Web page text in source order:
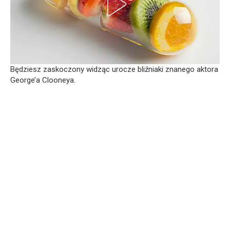
Będziesz zaskoczony widząc urocze bliźniaki znanego aktora
George’a Clooneya.